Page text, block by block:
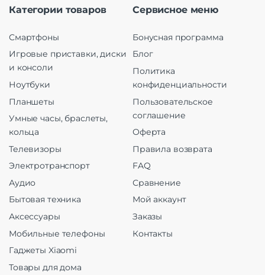
Категории товаров
Смартфоны
Игровые приставки, диски
и консоли
Ноутбуки
Планшеты
Умные часы, браслеты,
кольца
Телевизоры
Электротранспорт
Аудио
Бытовая техника
Аксессуары
Мобильные телефоны
Гаджеты Xiaomi
Товары для дома
Сервисное меню
Бонусная программа
Блог
Политика
конфиденциальности
Пользовательское
соглашение
Оферта
Правила возврата
FAQ
Сравнение
Мой аккаунт
Заказы
Контакты